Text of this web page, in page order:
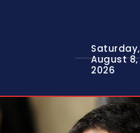
Saturday,
August 8,
2026